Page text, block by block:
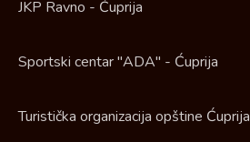
JKP Ravno - Ćuprija
Sportski centar "ADA" - Ćuprija
Turistička organizacija opštine Ćuprija